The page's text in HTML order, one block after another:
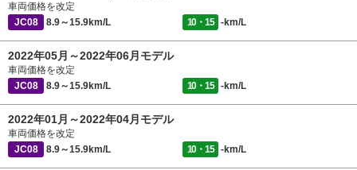
車両価格を改定
JC08
8.9～15.9km/L 10・15 -km/L
2022年05月～2022年06月モデル
車両価格を改定
JC08
8.9～15.9km/L 10・15 -km/L
2022年01月～2022年04月モデル
車両価格を改定
JC08
8.9～15.9km/L 10・15 -km/L